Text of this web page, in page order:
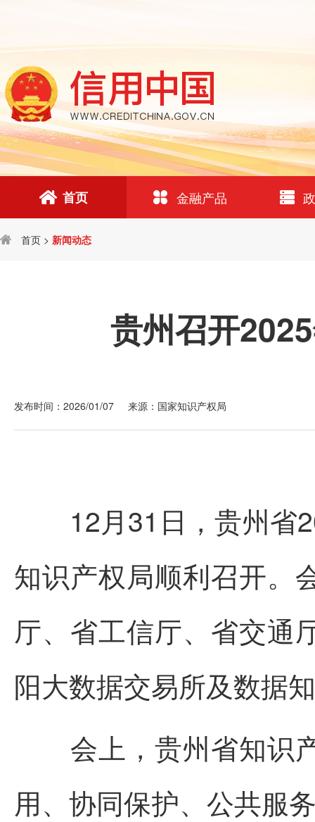
首页 金融产品
首页 > 新闻动态
贵州召开
发布时间：2026/01/07 来源：国家知识产权局
12月31日，贵州省
知识产权局顺利召开。
厅、省工信厅、省交通
阳大数据交易所及数据
会上，贵州省知识产
用、协同保护、公共服